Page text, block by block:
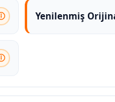
Yenilenmiş